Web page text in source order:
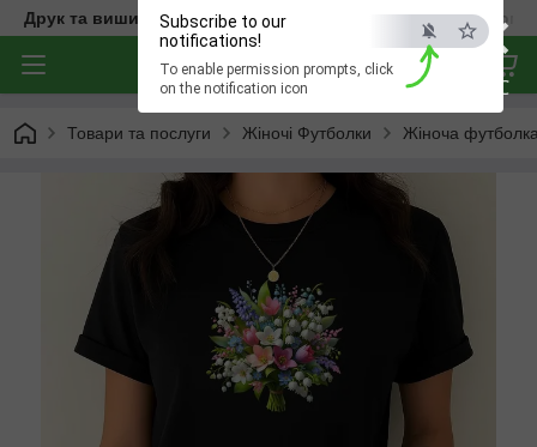
×
ESC
Subscribe to our
notifications!
To enable permission prompts, click
on the notification icon
Друк та вишивка на одязі — створюємо речі з характером
Товари та послуги Жіночі Футболки Жіноча